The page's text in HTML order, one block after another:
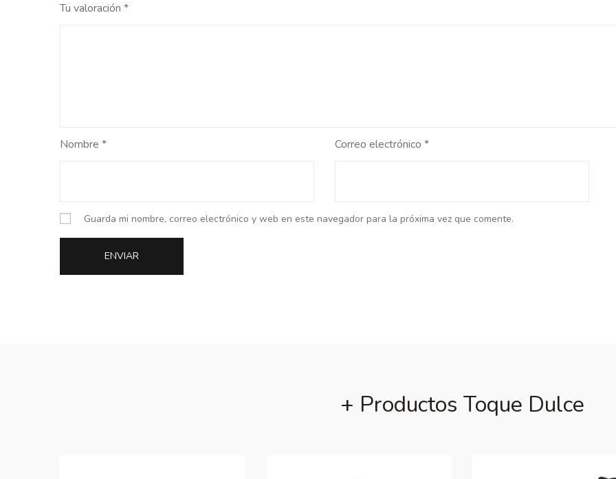
Tu valoración *
Nombre * Correo electrónico *
Guarda mi nombre, correo electrónico y web en este navegador para la próxima vez que comente.
+ Productos Toque Dulce